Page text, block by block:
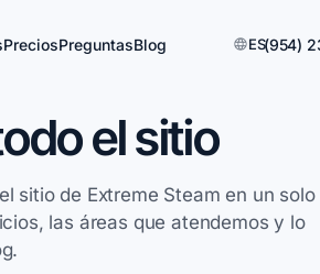
PreciosPreguntasBlog ES(954)
el sitio
sitio de Extreme Steam en un solo
las áreas que atendemos y lo